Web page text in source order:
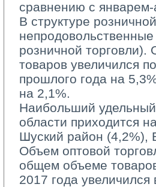
сравнению с январем-
В структуре
розничной
товаров увеличился
прошлого года на
на 2,1%.
Наибольший
области приходится
Шуский район (4,2%),
Объем оптовой
общем объеме
2017 года